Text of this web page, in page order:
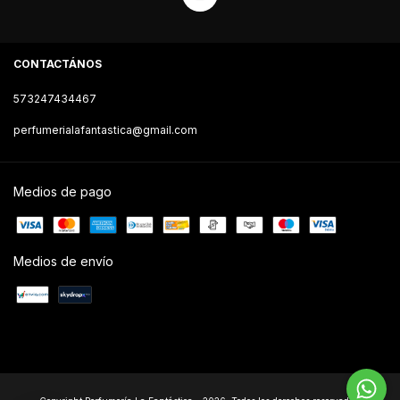
CONTACTÁNOS
573247434467
perfumerialafantastica@gmail.com
Medios de pago
Medios de envío